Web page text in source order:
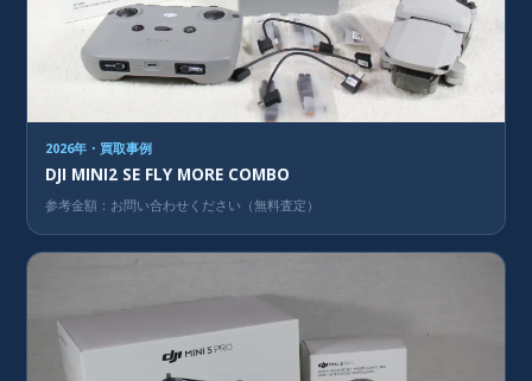
2026年・買取事例
DJI MINI2 SE FLY MORE COMBO
参考金額：お問い合わせください（無料査定）